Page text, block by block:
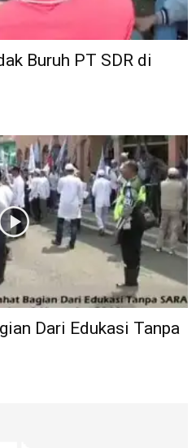
Buruh PT SDR di
Dari Edukasi Tanpa